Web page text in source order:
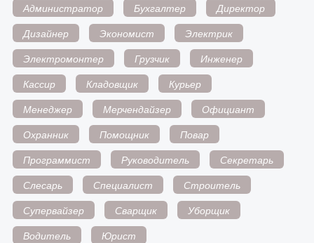
Администратор Бухгалтер
Директор
Дизайнер
Экономист
Электрик
Электромонтер
Грузчик
Инженер
Кассир
Кладовщик
Курьер
Менеджер
Мерчендайзер
Официант
Охранник
Помощник
Повар
Программист
Руководитель
Секретарь
Слесарь
Специалист
Строитель
Супервайзер
Сварщик
Уборщик
Водитель
Юрист